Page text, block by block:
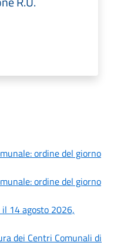
ordine del giorno
ordine del giorno
14 agosto 2026,
dei Centri Comunali di